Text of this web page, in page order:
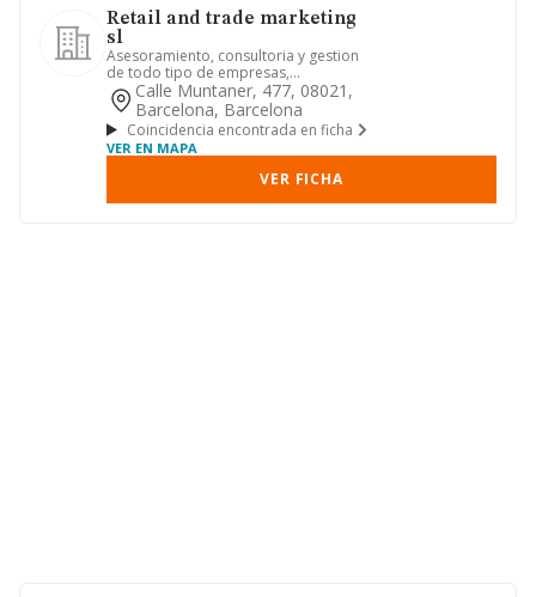
Retail and trade marketing
sl
Asesoramiento, consultoria y gestion
de todo tipo de empresas,
instituciones y particulares.
Calle Muntaner, 477, 08021,
Barcelona, Barcelona
Coincidencia encontrada en ficha
VER EN MAPA
VER FICHA